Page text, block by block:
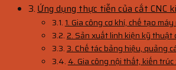
Ứng dụng thực tiễn của cắt CNC
1. Gia công cơ khí, chế tạo máy
2. Sản xuất linh kiện kỹ thuật
3. Chế tác bảng hiệu, quảng
4. Gia công nội thất, kiến